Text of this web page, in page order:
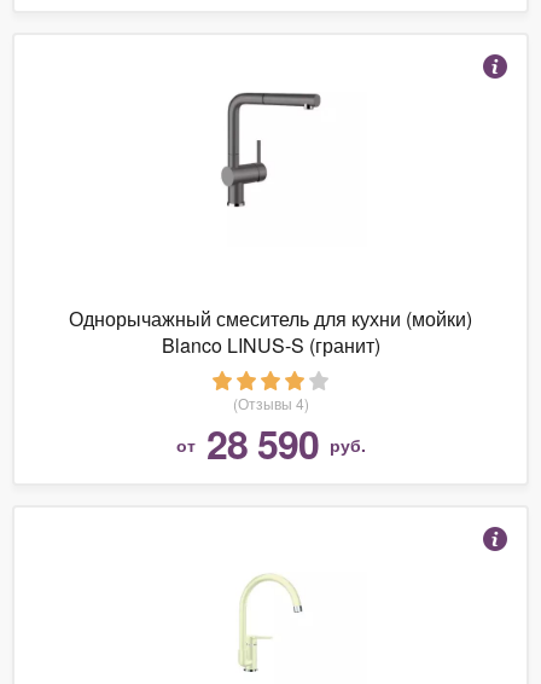
Однорычажный смеситель для кухни (мойки)
Blanco LINUS-S (гранит)
(Отзывы 4)
от 28 590 руб.